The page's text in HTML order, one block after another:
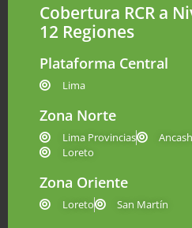
Cobertura RCR a
12 Regiones
Plataforma Central
Lima
Zona Norte
Lima Provincias Ancash
Loreto
Zona Oriente
Loreto San Martín